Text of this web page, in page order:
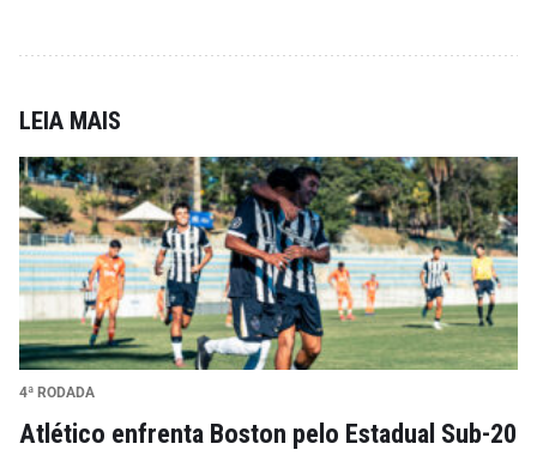
LEIA MAIS
4ª RODADA
Atlético enfrenta Boston pelo Estadual Sub-20